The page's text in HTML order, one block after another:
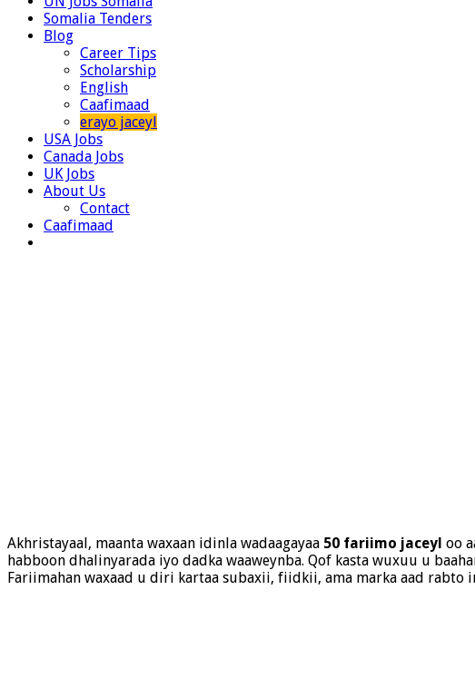
Somalia Tenders
Blog
Career Tips
Scholarship
English
Caafimaad
erayo jaceyl
USA Jobs
Canada Jobs
UK Jobs
About Us
Contact
Caafimaad
Akhristayaal, maanta waxaan idinla wadaagayaa 50 fariimo jaceyl oo
habboon dhalinyarada iyo dadka waaweynba. Qof kasta wuxuu u
Fariimahan waxaad u diri kartaa subaxii, fiidkii, ama marka aad rabto